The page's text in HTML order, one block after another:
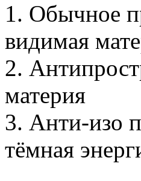
1. Обычное
видимая
2.
материя
3. Анти-изо
тёмная